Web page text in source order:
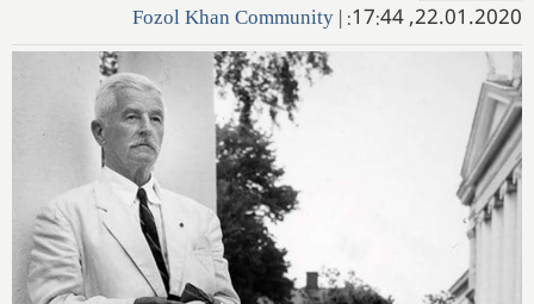
22.01.2020, 17:44:
|
Fozol Khan Community